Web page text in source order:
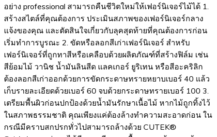
อย่าง professional สามารถคืนชีวิตใหม่ให้เฟอร์นิเจอร์ไม้ได้ 1.
สร้างสไตล์ที่คุณต้องการ ประเมินสภาพของเฟอร์นิเจอร์กลาง
แจ้งของคุณ และตัดสินใจเกี่ยวกับลุคสุดท้ายที่คุณต้องการก่อน
เริ่มทำการบูรณะ 2. ขัดหรือลอกสีเก่าเฟอร์นิเจอร์ สำหรับ
เฟอร์นิเจอร์ที่ถูกทาสีหรือเคลือบด้วยผลิตภัณฑ์ที่สร้างฟิล์ม เช่น
สีย้อมไม้ วานิช น้ำมันลินสีด แลคเกอร์ ยูริเทน หรือสีอะคริลิก
ต้องลอกสีเก่าออกด้วยการขัดกระดาษทรายหยาบเบอร์ 40 แล้ว
เก็บรายละเอียดด้วยเบอร์ 60 จบด้วยกระดาษทรายเบอร์ 100 3.
เตรียมพื้นผิวก่อนปกป้องด้วยน้ำมันรักษาเนื้อไม้ หากไม้ถูกทิ้งไว้
ในสภาพธรรมชาติ คุณเพียงแค่ต้องล้างทำความสะอาดก่อน ใน
กรณีมีคราบสกปรกทั่วไปสามารถล้างด้วย CUTEK®